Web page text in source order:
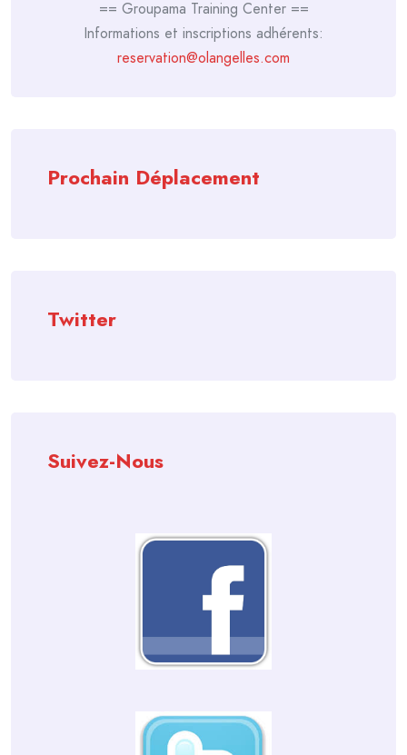
== Groupama Training Center ==
Informations et inscriptions adhérents:
reservation@olangelles.com
Prochain Déplacement
Twitter
Suivez-Nous